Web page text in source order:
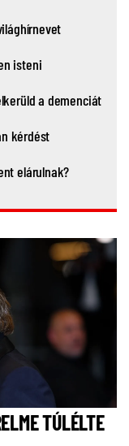
isteni
a demenciát
kérdést
elárulnak?
TÚLÉLTE